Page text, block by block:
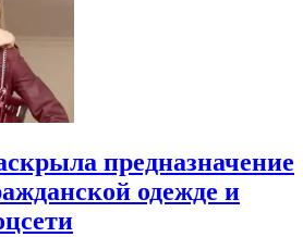
предназначение
одежде и